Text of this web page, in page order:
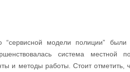
“сервисной модели полиции”
система местной
и методы работы. Стоит отметить,